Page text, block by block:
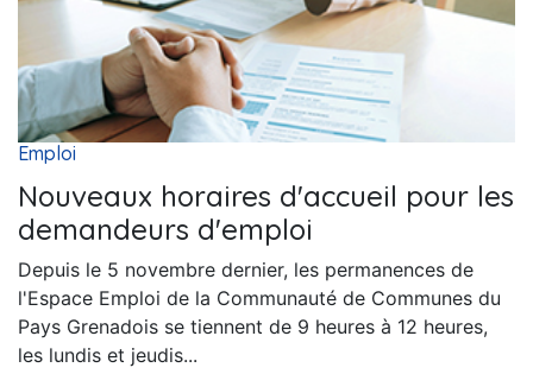
Emploi
Nouveaux horaires d'accueil pour les
demandeurs d'emploi
Depuis le 5 novembre dernier, les permanences de
l'Espace Emploi de la Communauté de Communes du
Pays Grenadois se tiennent de 9 heures à 12 heures,
les lundis et jeudis...